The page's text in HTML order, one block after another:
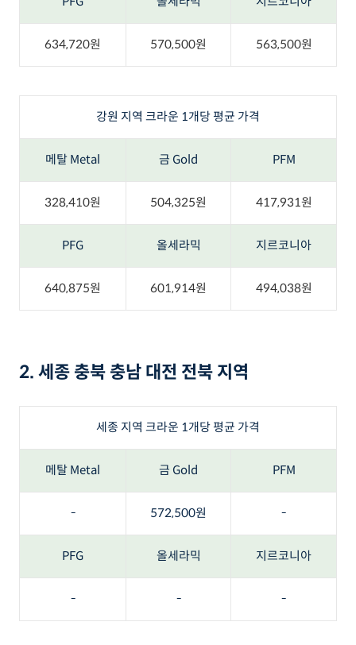
634,720원 570,500원 563,500원
강원 지역 크라운 1개당 평균 가격
메탈 Metal 금 Gold PFM
328,410원 504,325원 417,931원
PFG 올세라믹 지르코니아
640,875원 601,914원 494,038원
2. 세종 충북 충남 대전 전북 지역
세종 지역 크라운 1개당 평균 가격
메탈 Metal 금 Gold PFM
- 572,500원 -
PFG 올세라믹 지르코니아
- - -